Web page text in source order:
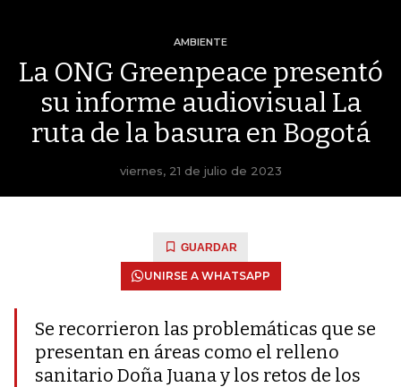
AMBIENTE
La ONG Greenpeace presentó
su informe audiovisual La
ruta de la basura en Bogotá
viernes, 21 de julio de 2023
GUARDAR
UNIRSE A WHATSAPP
Se recorrieron las problemáticas que se
presentan en áreas como el relleno
sanitario Doña Juana y los retos de los